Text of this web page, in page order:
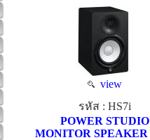
view
รหัส : HS7i
POWER STUDIO
MONITOR SPEAKER